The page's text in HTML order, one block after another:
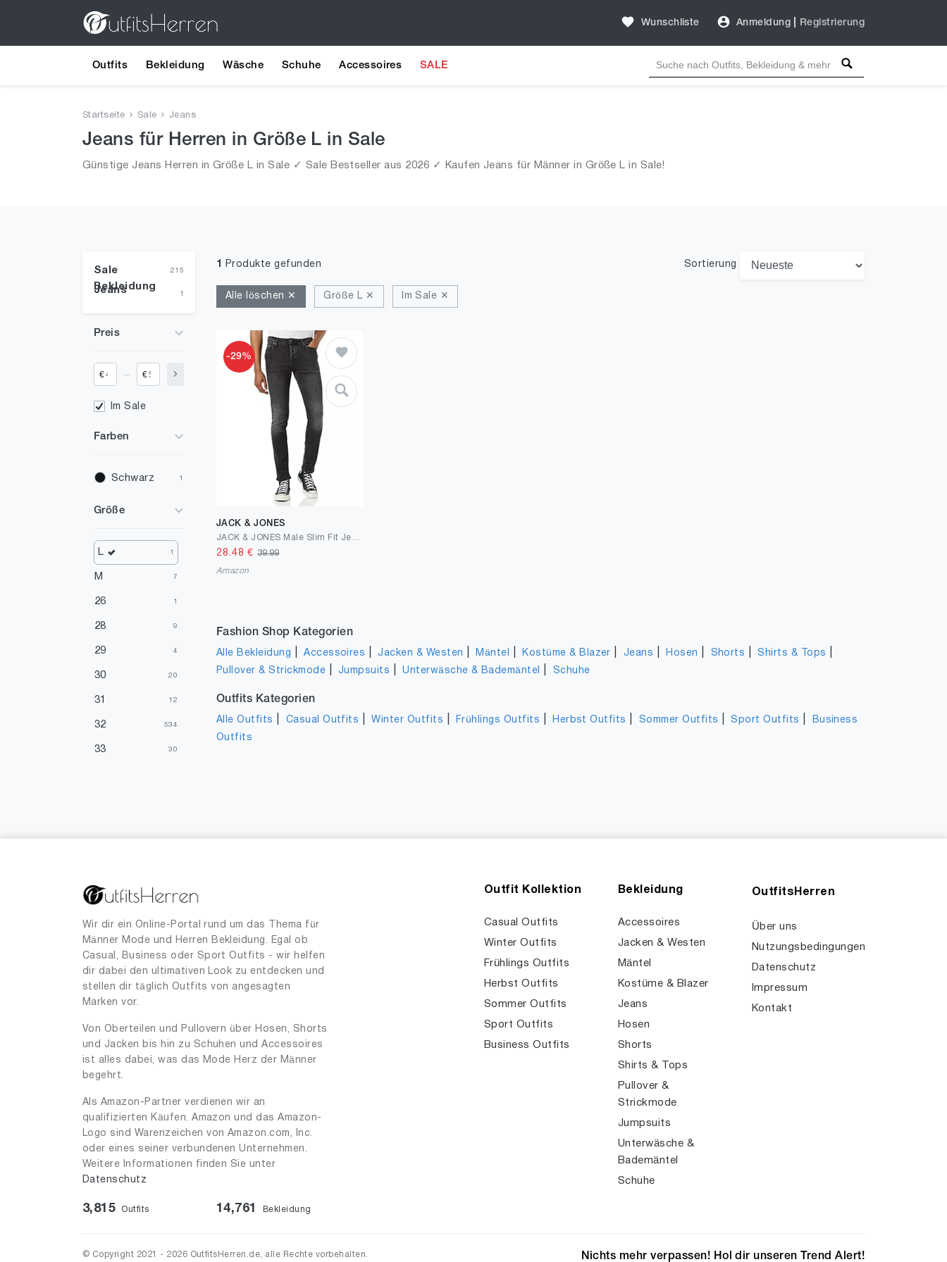
Wunschliste Anmeldung Registrierung
Outfits Bekleidung Wäsche Schuhe Accessoires SALE
Startseite Sale Jeans
Jeans für Herren in Größe L in Sale
Günstige Jeans Herren in Größe L in Sale ✓ Sale Bestseller aus 2026 ✓ Kaufen Jeans für Männer in Größe L in Sale!
Sale
Bekleidung
215
Jeans 1
Preis
€ €
Im Sale
Farben
Schwarz 1
Größe
L 1
M 7
26 1
28 9
29 4
30 20
31 12
32 534
33 30
41 1
46 1
1 Produkte gefunden Sortierung
Alle löschen ✕ Größe L ✕ Im Sale ✕
-29%
JACK & JONES
28.48 €39.99
Amazon
Fashion Shop Kategorien
Alle Bekleidung |Accessoires |Jacken & Westen Mäntel Kostüme & Blazer Jeans Hosen Shorts |Shirts & Tops
Pullover & Strickmode |Jumpsuits |Unterwäsche & Bademäntel Schuhe
Outfits Kategorien
Alle Outfits Casual Outfits |Winter Outfits Frühlings Outfits Herbst Outfits Sommer Outfits |Sport Outfits
Business
Outfits
Wir dir ein Online-Portal rund um das Thema für
Männer Mode und Herren Bekleidung. Egal ob
Casual, Business oder Sport Outfits - wir helfen
dir dabei den ultimativen Look zu entdecken und
stellen dir täglich Outfits von angesagten
Marken vor.
Von Oberteilen und Pullovern über Hosen, Shorts
und Jacken bis hin zu Schuhen und Accessoires
ist alles dabei, was das Mode Herz der Männer
begehrt.
Als Amazon-Partner verdienen wir an
qualifizierten Käufen. Amazon und das Amazon-
Logo sind Warenzeichen von Amazon.com, Inc.
oder eines seiner verbundenen Unternehmen.
Weitere Informationen finden Sie unter
Datenschutz
3,815 Outfits 14,761 Bekleidung
Outfit Kollektion
Casual Outfits
Winter Outfits
Frühlings Outfits
Herbst Outfits
Sommer Outfits
Sport Outfits
Business Outfits
Bekleidung
Accessoires
Jacken & Westen
Mäntel
Kostüme & Blazer
Jeans
Hosen
Shorts
Shirts & Tops
Pullover &
Strickmode
Jumpsuits
Unterwäsche &
Bademäntel
Schuhe
OutfitsHerren
Über uns
Nutzungsbedingungen
Datenschutz
Impressum
Kontakt
© Copyright 2021 - 2026 OutfitsHerren.de, alle Rechte vorbehalten. Nichts mehr verpassen! Hol dir unseren Trend Alert!